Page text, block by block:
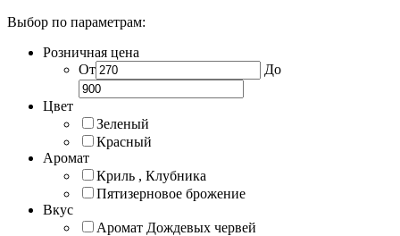
Выбор по параметрам:
Розничная цена
От
До
Цвет
Зеленый
Красный
Аромат
Криль , Клубника
Пятизерновое брожение
Вкус
Аромат Дождевых червей